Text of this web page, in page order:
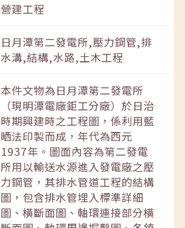
營建工程
日月潭第二發電所,壓力鋼管,排
水溝,結構,水路,土木工程
本件文物為日月潭第二發電所
（現明潭電廠鉅工分廠）於日治
時期興建時之工程圖，係利用藍
晒法印製而成，年代為西元
1937年。圖面內容為第二發電
所用以輸送水源進入發電廠之壓
力鋼管，其排水管道工程的結構
圖，包含排水管埋入標準詳細
圖、橫斷面圖、軸環連接部分橫